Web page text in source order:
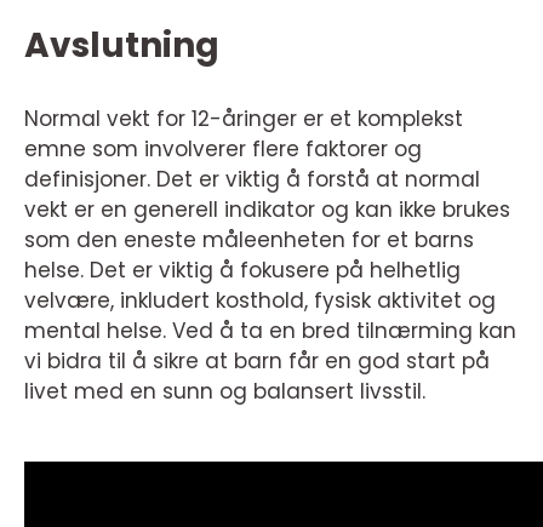
Avslutning
Normal vekt for 12-åringer er et komplekst
emne som involverer flere faktorer og
definisjoner. Det er viktig å forstå at normal
vekt er en generell indikator og kan ikke brukes
som den eneste måleenheten for et barns
helse. Det er viktig å fokusere på helhetlig
velvære, inkludert kosthold, fysisk aktivitet og
mental helse. Ved å ta en bred tilnærming kan
vi bidra til å sikre at barn får en god start på
livet med en sunn og balansert livsstil.